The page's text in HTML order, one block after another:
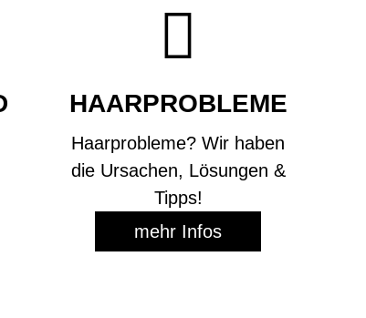

HAARPROBLEME
Haarprobleme? Wir haben
die Ursachen, Lösungen &
Tipps!
mehr Infos